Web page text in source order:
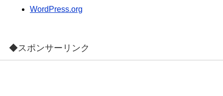
WordPress.org
◆スポンサーリンク